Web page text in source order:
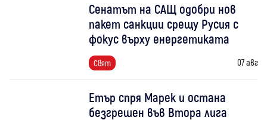
Сенатът на САЩ одобри нов
пакет санкции срещу Русия с
фокус върху енергетиката
Свят 07 авг
Етър спря Марек и остана
безгрешен във Втора лига